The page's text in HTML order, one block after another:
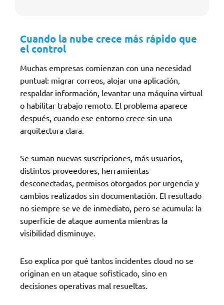
Cuando la nube crece más rápido que
el control
Muchas empresas comienzan con una necesidad
puntual: migrar correos, alojar una aplicación,
respaldar información, levantar una máquina virtual
o habilitar trabajo remoto. El problema aparece
después, cuando ese entorno crece sin una
arquitectura clara.
Se suman nuevas suscripciones, más usuarios,
distintos proveedores, herramientas
desconectadas, permisos otorgados por urgencia y
cambios realizados sin documentación. El resultado
no siempre se ve de inmediato, pero se acumula: la
superficie de ataque aumenta mientras la
visibilidad disminuye.
Eso explica por qué tantos incidentes cloud no se
originan en un ataque sofisticado, sino en
decisiones operativas mal resueltas.